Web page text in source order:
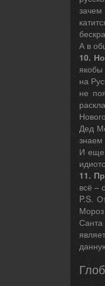
А в
10.
якобы
на
не
Дед
знаем
И
11.
всё –
P.S.